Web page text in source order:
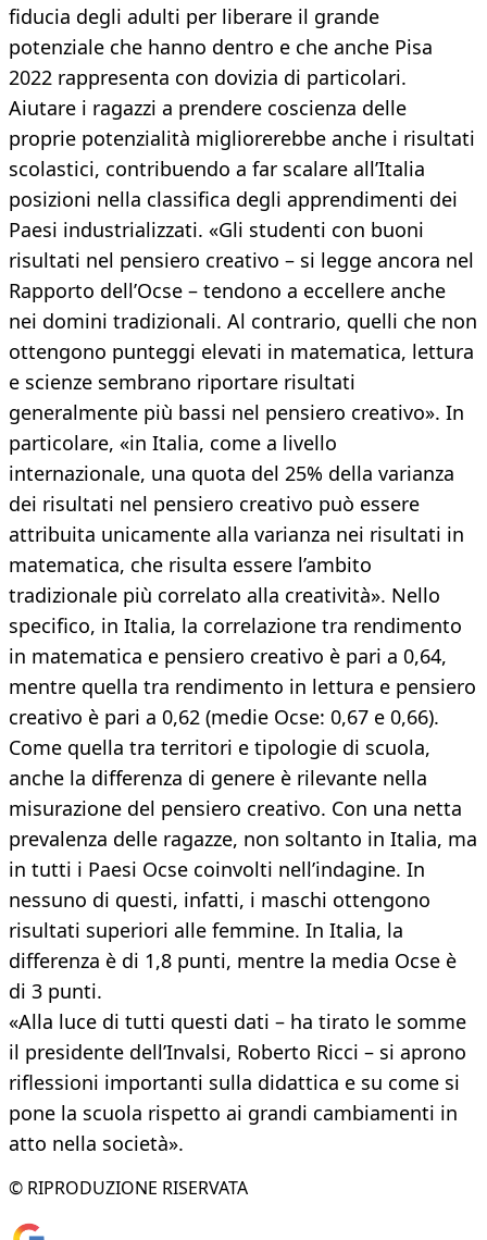
fiducia degli adulti per liberare il grande
potenziale che hanno dentro e che anche Pisa
2022 rappresenta con dovizia di particolari.
Aiutare i ragazzi a prendere coscienza delle
proprie potenzialità migliorerebbe anche i risultati
scolastici, contribuendo a far scalare all’Italia
posizioni nella classifica degli apprendimenti dei
Paesi industrializzati. «Gli studenti con buoni
risultati nel pensiero creativo – si legge ancora nel
Rapporto dell’Ocse – tendono a eccellere anche
nei domini tradizionali. Al contrario, quelli che non
ottengono punteggi elevati in matematica, lettura
e scienze sembrano riportare risultati
generalmente più bassi nel pensiero creativo». In
particolare, «in Italia, come a livello
internazionale, una quota del 25% della varianza
dei risultati nel pensiero creativo può essere
attribuita unicamente alla varianza nei risultati in
matematica, che risulta essere l’ambito
tradizionale più correlato alla creatività». Nello
specifico, in Italia, la correlazione tra rendimento
in matematica e pensiero creativo è pari a 0,64,
mentre quella tra rendimento in lettura e pensiero
creativo è pari a 0,62 (medie Ocse: 0,67 e 0,66).
Come quella tra territori e tipologie di scuola,
anche la differenza di genere è rilevante nella
misurazione del pensiero creativo. Con una netta
prevalenza delle ragazze, non soltanto in Italia, ma
in tutti i Paesi Ocse coinvolti nell’indagine. In
nessuno di questi, infatti, i maschi ottengono
risultati superiori alle femmine. In Italia, la
differenza è di 1,8 punti, mentre la media Ocse è
di 3 punti.
«Alla luce di tutti questi dati – ha tirato le somme
il presidente dell’Invalsi, Roberto Ricci – si aprono
riflessioni importanti sulla didattica e su come si
pone la scuola rispetto ai grandi cambiamenti in
atto nella società».
© RIPRODUZIONE RISERVATA